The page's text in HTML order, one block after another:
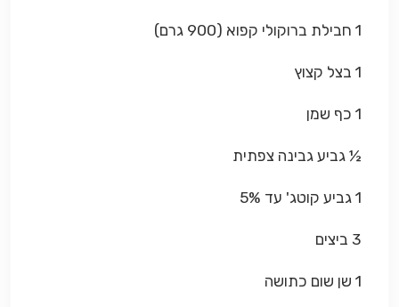
1 חבילת ברוקולי קפוא (900 גרם)
1 בצל קצוץ
1 כף שמן
½ גביע גבינה צפתית
1 גביע קוטג' עד 5%
3 ביצים
1 שן שום כתושה